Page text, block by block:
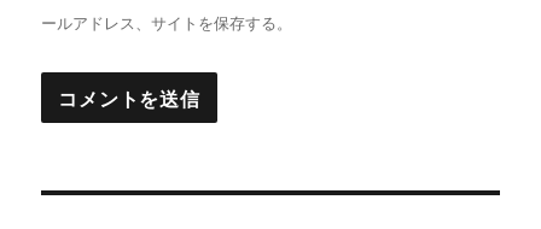
ールアドレス、サイトを保存する。